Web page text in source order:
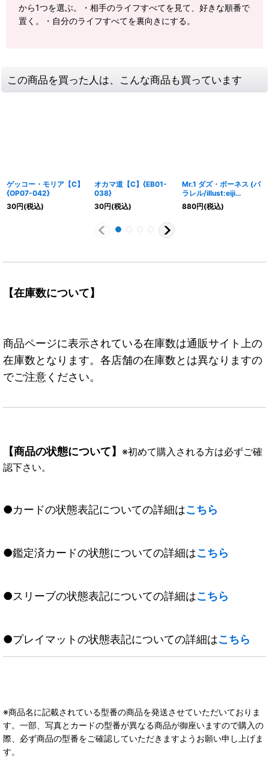
から1つを選ぶ。・相手のライフすべてを見て、好きな順番で
置く。・自分のライフすべてを裏向きにする。
この商品を買った人は、こんな商品も買っています
ゲッコー・モリア【C】
{OP07-042}
30円(税込)
オカマ道【C】{EB01-
038}
30円(税込)
Mr.1 ダズ・ボーネス (パ
ラレル/illust:eiji
kaneda)【R/P】{EB01-
027}
880円(税込)
【在庫数について】
商品ページに表示されている在庫数は通販サイト上の
在庫数となります。各店舗の在庫数とは異なりますの
でご注意ください。
【商品の状態について】 ※初めて購入される方は必ずご確
認下さい。
●カードの状態表記についての詳細はこちら
●鑑定済カードの状態についての詳細はこちら
●スリーブの状態表記についての詳細はこちら
●プレイマットの状態表記についての詳細はこちら
※商品名に記載されている型番の商品を発送させていただいておりま
す。一部、写真とカードの型番が異なる商品が御座いますので購入の
際、必ず商品の型番をご確認していただきますようお願い申し上げま
す。